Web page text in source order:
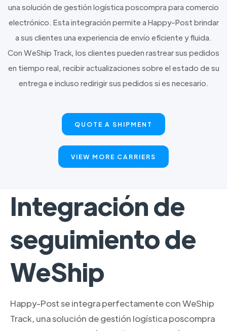
una solución de gestión logística poscompra para comercio
electrónico. Esta integración permite a Happy-Post brindar
a sus clientes una experiencia de envío eficiente y fluida.
Con WeShip Track, los clientes pueden rastrear sus pedidos
en tiempo real, recibir actualizaciones sobre el estado de su
entrega e incluso redirigir sus pedidos si es necesario.
QUOTE A SHIPMENT
VIEW MORE CARRIERS
Integración de
seguimiento de
WeShip
Happy-Post se integra perfectamente con WeShip
Track, una solución de gestión logística poscompra